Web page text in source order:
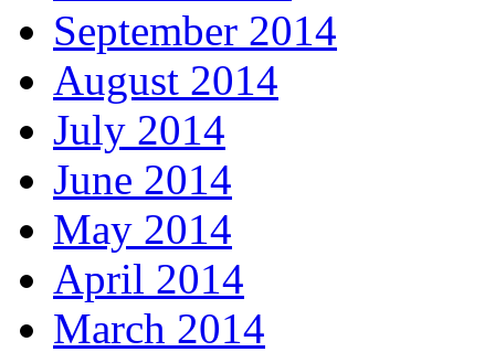
September 2014
August 2014
July 2014
June 2014
May 2014
April 2014
March 2014